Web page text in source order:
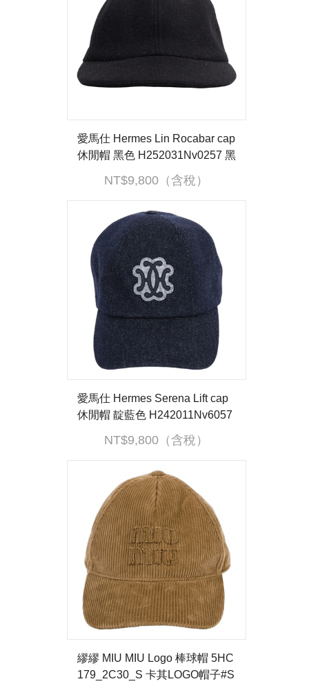
愛馬仕 Hermes Lin Rocabar cap
休閒帽 黑色 H252031Nv0257 黑
羊毛帽子#57 無附屬品
NT$9,800（含稅）
愛馬仕 Hermes Serena Lift cap
休閒帽 靛藍色 H242011Nv6057
牛仔休閒帽#57 無附屬品
NT$9,800（含稅）
繆繆 MIU MIU Logo 棒球帽 5HC
179_2C30_S 卡其LOGO帽子#S